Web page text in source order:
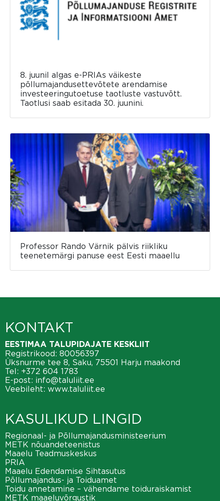
8. juunil algas e-PRIAs väikeste
põllumajandusettevõtete arendamise
investeeringutoetuse taotluste vastuvõtt.
Taotlusi saab esitada 30. juunini.
Professor Rando Värnik pälvis riikliku
teenetemärgi panuse eest Eesti maaellu
KONTAKT
EESTIMAA TALUPIDAJATE KESKLIIT
Registrikood: 80056397
Üksnurme tee 8, Saku, 75501 Harju maakond
Tel: +372 604 1783
E-post: info@taluliit.ee
Veebileht: www.taluliit.ee
KASULIKUD LINGID
Regionaal- ja Põllumajandusministeerium
METK nõuandeteenistus
Maaelu Teadmuskeskus
PRIA
Maaelu Edendamise Sihtasutus
Põllumajandus- ja Toiduamet
Toidu annetamine – vähendame toiduraiskamist
METK maaeluvõrgustik